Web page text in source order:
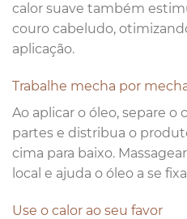
calor suave também
couro cabeludo,
aplicação.
Trabalhe mecha por
Ao aplicar o óleo, separe
partes e distribua o
cima para baixo.
local e ajuda o óleo a se
Use o calor ao seu favor